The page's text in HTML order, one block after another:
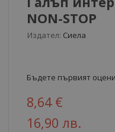
NON-STOP
Издател: Сиела
Бъдете първият
8,64 €
16,90 лв.